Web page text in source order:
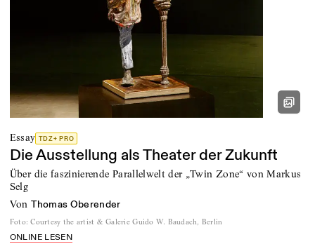
Essay TDZ+ PRO
Die Ausstellung als Theater der Zukunft
Über die faszinierende Parallelwelt der „Twin Zone“ von Markus
Selg
von Thomas Oberender
Foto: Courtesy the artist & Galerie Guido W. Baudach, Berlin
ONLINE LESEN